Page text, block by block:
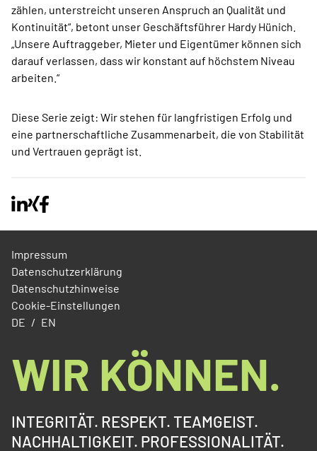
zählen, unterstreicht unseren Anspruch an Qualität und
Kontinuität“, betont unser Geschäftsführer Hardy Hünich.
„Unsere Auftraggeber, Mieter und Eigentümer können sich
darauf verlassen, dass wir konstant auf höchstem Niveau
arbeiten.“
Diese Serie zeigt: Wir stehen für langfristigen Erfolg und
eine partnerschaftliche Zusammenarbeit, die von Stabilität
und Vertrauen geprägt ist.
Impressum
Datenschutzerklärung
Datenschutzhinweise
Cookie-Einstellungen
DE
EN
WIR KÖNNEN.
INTEGRITÄT. RESPEKT. TEAMGEIST.
NACHHALTIGKEIT. PROFESSIONALITÄT.